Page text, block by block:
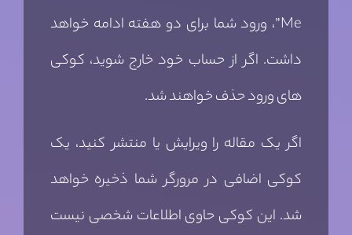
Me”، ورود شما برای دو هفته ادامه خواهد
داشت. اگر از حساب خود خارج شوید، کوکی
های ورود حذف خواهند شد.
اگر یک مقاله را ویرایش یا منتشر کنید، یک
کوکی اضافی در مرورگر شما ذخیره خواهد
شد. این کوکی حاوی اطلاعات شخصی نیست